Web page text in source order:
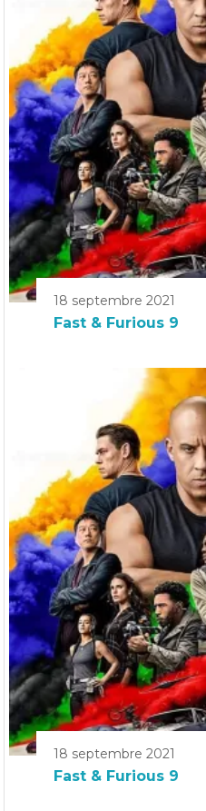
18 septembre 2021
Fast & Furious 9
18 septembre 2021
Fast & Furious 9